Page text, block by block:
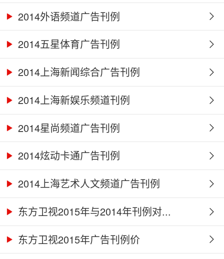
2014外语频道广告刊例
2014五星体育广告刊例
2014上海新闻综合广告刊例
2014上海新娱乐频道刊例
2014星尚频道广告刊例
2014炫动卡通广告刊例
2014上海艺术人文频道广告刊例
东方卫视2015年与2014年刊例对...
东方卫视2015年广告刊例价